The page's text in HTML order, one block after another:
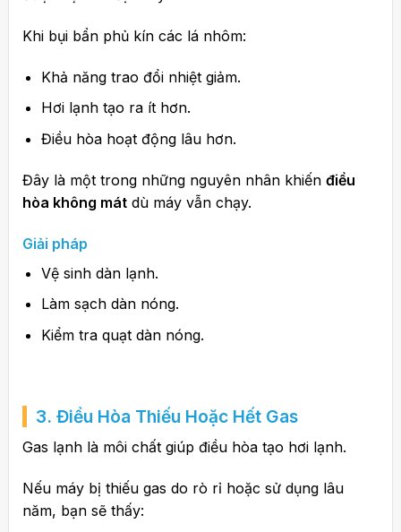
Khi bụi bẩn phủ kín các lá nhôm:
Khả năng trao đổi nhiệt giảm.
Hơi lạnh tạo ra ít hơn.
Điều hòa hoạt động lâu hơn.
Đây là một trong những nguyên nhân khiến điều
hòa không mátdù máy vẫn chạy.
Giải pháp
Vệ sinh dàn lạnh.
Làm sạch dàn nóng.
Kiểm tra quạt dàn nóng.
3. Điều Hòa Thiếu Hoặc Hết Gas
Gas lạnh là môi chất giúp điều hòa tạo hơi lạnh.
Nếu máy bị thiếu gas do rò rỉ hoặc sử dụng lâu
năm, bạn sẽ thấy: